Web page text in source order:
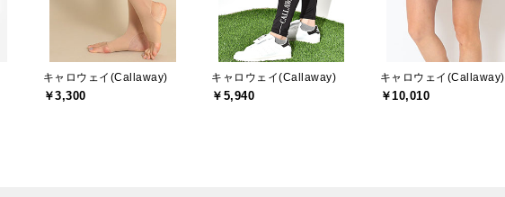
キャロウェイ(Callaway)
￥3,300
キャロウェイ(Callaway)
￥5,940
キャロウェイ(Callaway)
￥10,010